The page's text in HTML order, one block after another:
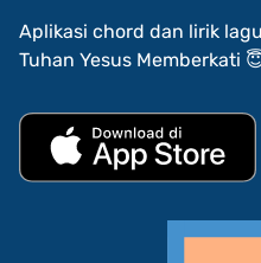
Aplikasi chord dan lirik
Tuhan Yesus Memberkati